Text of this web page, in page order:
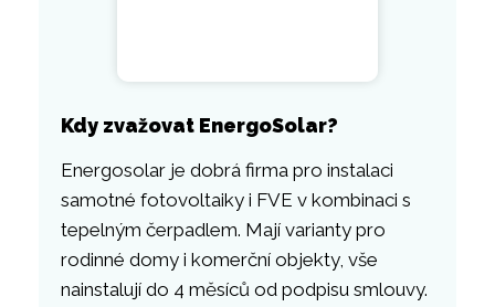
Kdy zvažovat EnergoSolar?
Energosolar je dobrá firma pro instalaci
samotné fotovoltaiky i FVE v kombinaci s
tepelným čerpadlem. Mají varianty pro
rodinné domy i komerční objekty, vše
nainstalují do 4 měsíců od podpisu smlouvy.